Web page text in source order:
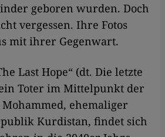
geboren wurden. Doch
vergessen. Ihre Fotos
mit ihrer Gegenwart.
Last Hope“ (dt. Die letzte
Toter im Mittelpunkt der
Mohammed, ehemaliger
Kurdistan, findet sich